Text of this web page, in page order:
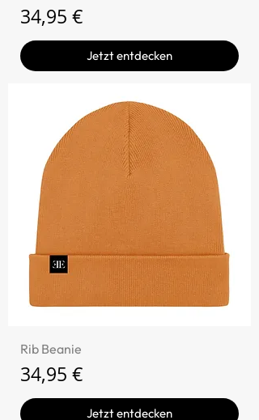
Preis
34,95 €
Jetzt entdecken
Rib Beanie
Preis
34,95 €
Jetzt entdecken